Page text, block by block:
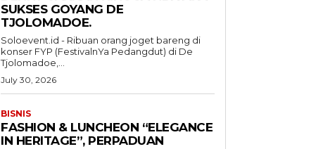
SUKSES GOYANG DE
TJOLOMADOE.
Soloevent.id - Ribuan orang joget bareng di
konser FYP (FestivalnYa Pedangdut) di De
Tjolomadoe,...
July 30, 2026
BISNIS
FASHION & LUNCHEON “ELEGANCE
IN HERITAGE”, PERPADUAN